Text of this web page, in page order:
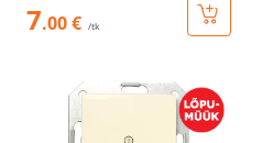
7.00 € /tk